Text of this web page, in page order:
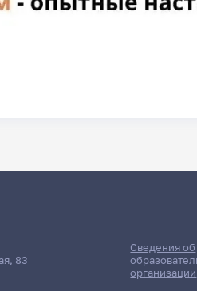
83
Сведения об
организации